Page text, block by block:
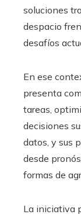
soluciones
despacio
desafíos
En ese
presenta
tareas,
decisiones
datos, y sus
desde
formas de
La iniciativa